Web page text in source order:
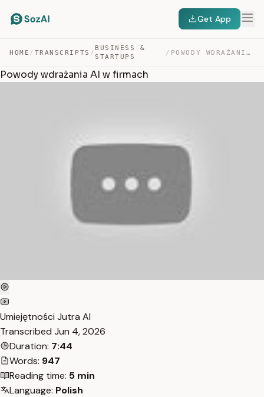
Get App
HOME / TRANSCRIPTS /
BUSINESS &
STARTUPS
/ POWODY WDRAŻANIA AI W FIRMACH — TRANSCRIPT
Powody wdrażania AI w firmach
Umiejętności Jutra AI
Transcribed Jun 4, 2026
Duration: 7:44
Words: 947
Reading time: 5 min
Language: Polish